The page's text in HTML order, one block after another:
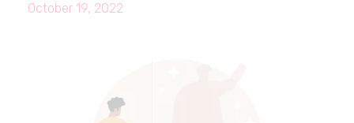
October 19, 2022